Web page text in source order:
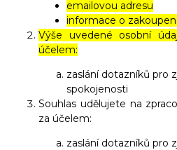
emailovou adresu
informace o
Výše uvedené osobní
účelem:
zaslání dotazníků pro
spokojenosti
Souhlas udělujete na
za účelem:
zaslání dotazníků pro